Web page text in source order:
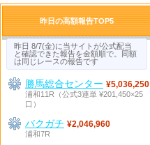
昨日の高額報告TOP5
昨日 8/7(金)に当サイトが公式配当
と確認できた報告を金額順で。同額
は同じレースの報告です
勝馬総合センター ¥5,036,250
浦和11R（公式3連単 ¥201,450×25
口）
バクガチ ¥2,046,960
浦和7R